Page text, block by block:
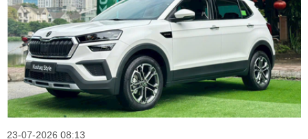
23-07-2026 08:13